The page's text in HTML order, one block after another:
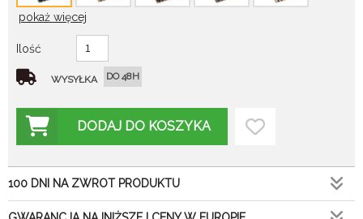
pokaż więcej
Ilość
WYSYŁKA DO 48H
DODAJ DO KOSZYKA
100 DNI NA ZWROT PRODUKTU